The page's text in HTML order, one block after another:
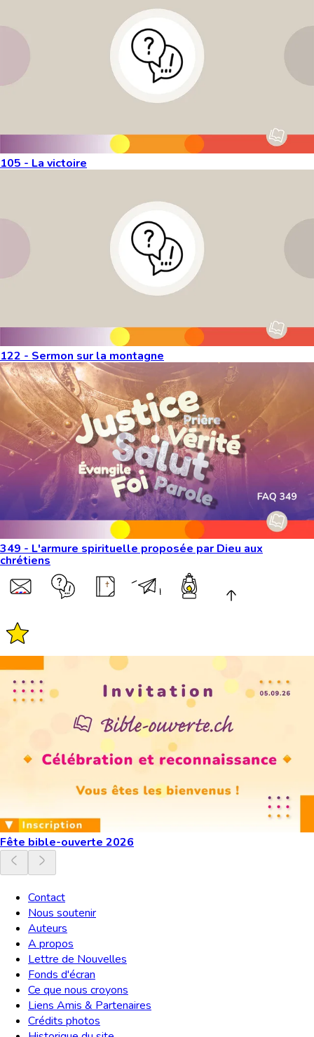
105 - La victoire
122 - Sermon sur la montagne
349 - L'armure spirituelle proposée par Dieu aux
chrétiens
Fête bible-ouverte 2026
Contact
Nous soutenir
Auteurs
A propos
Lettre de Nouvelles
Fonds d'écran
Ce que nous croyons
Liens Amis & Partenaires
Crédits photos